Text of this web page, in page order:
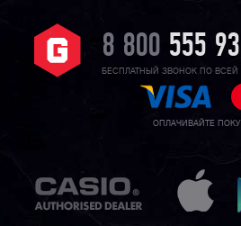
8 800 555
БЕСПЛАТНЫЙ ЗВОНОК ПО ВСЕЙ
ОПЛАЧИВАЙТЕ